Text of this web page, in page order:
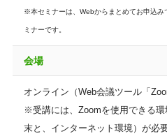
※本セミナーは、Webからまとめてお申込み
ミナーです。
会場
オンライン（Web会議ツール「
※受講には、Zoomを使用できる
末と、インターネット環境）が必